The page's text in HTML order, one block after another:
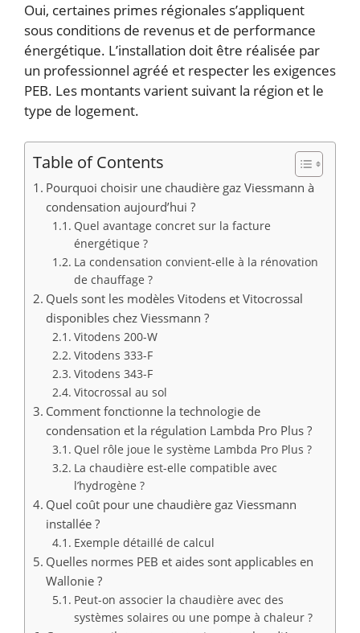
Oui, certaines primes régionales s’appliquent
sous conditions de revenus et de performance
énergétique. L’installation doit être réalisée par
un professionnel agréé et respecter les exigences
PEB. Les montants varient suivant la région et le
type de logement.
Table of Contents
Pourquoi choisir une chaudière gaz Viessmann à
condensation aujourd’hui ?
Quel avantage concret sur la facture
énergétique ?
La condensation convient-elle à la rénovation
de chauffage ?
Quels sont les modèles Vitodens et Vitocrossal
disponibles chez Viessmann ?
Vitodens 200-W
Vitodens 333-F
Vitodens 343-F
Vitocrossal au sol
Comment fonctionne la technologie de
condensation et la régulation Lambda Pro Plus ?
Quel rôle joue le système Lambda Pro Plus ?
La chaudière est-elle compatible avec
l’hydrogène ?
Quel coût pour une chaudière gaz Viessmann
installée ?
Exemple détaillé de calcul
Quelles normes PEB et aides sont applicables en
Wallonie ?
Peut-on associer la chaudière avec des
systèmes solaires ou une pompe à chaleur ?